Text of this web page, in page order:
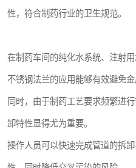
性，符合制药行业的卫生规范。
在制药车间的纯化水系统、注射
不锈钢法兰的应用能够有效避免
同时，由于制药工艺要求频繁进
卸特性显得尤为重要。
操作人员可以快速完成管道的拆